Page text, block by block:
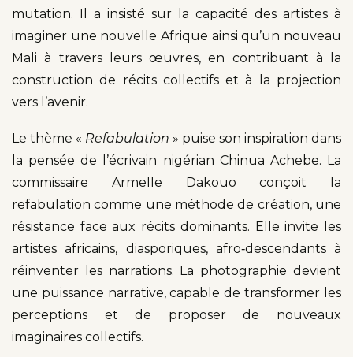
mutation. Il a insisté sur la capacité des artistes à
imaginer une nouvelle Afrique ainsi qu’un nouveau
Mali à travers leurs œuvres, en contribuant à la
construction de récits collectifs et à la projection
vers l’avenir.
Le thème « Refabulation » puise son inspiration dans
la pensée de l’écrivain nigérian Chinua Achebe. La
commissaire Armelle Dakouo conçoit la
refabulation comme une méthode de création, une
résistance face aux récits dominants. Elle invite les
artistes africains, diasporiques, afro‑descendants à
réinventer les narrations. La photographie devient
une puissance narrative, capable de transformer les
perceptions et de proposer de nouveaux
imaginaires collectifs.